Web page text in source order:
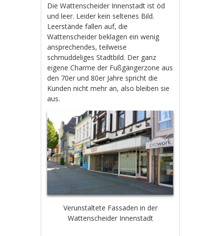
Die Wattenscheider Innenstadt ist öd
und leer. Leider kein seltenes Bild.
Leerstände fallen auf, die
Wattenscheider beklagen ein wenig
ansprechendes, teilweise
schmuddeliges Stadtbild. Der ganz
eigene Charme der Fußgängerzone aus
den 70er und 80er Jahre spricht die
Kunden nicht mehr an, also bleiben sie
aus.
Verunstaltete Fassaden in der
Wattenscheider Innenstadt